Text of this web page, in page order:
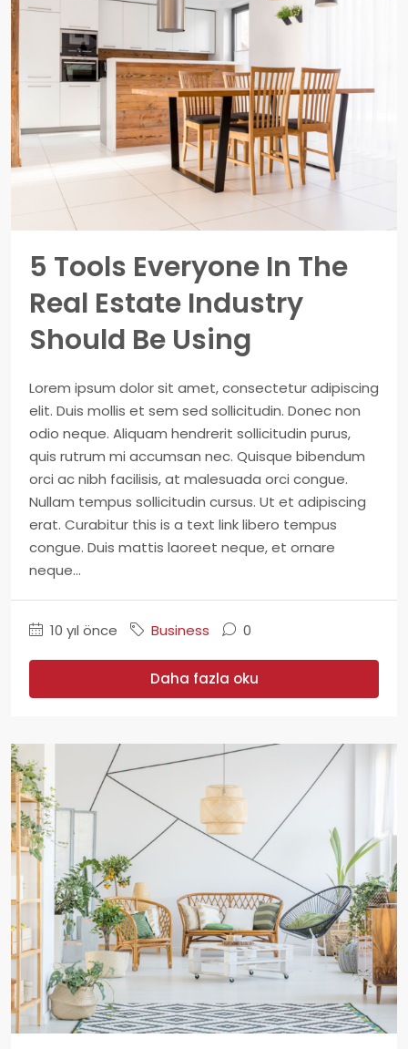
5 Tools Everyone In The
Real Estate Industry
Should Be Using
Lorem ipsum dolor sit amet, consectetur adipiscing
elit. Duis mollis et sem sed sollicitudin. Donec non
odio neque. Aliquam hendrerit sollicitudin purus,
quis rutrum mi accumsan nec. Quisque bibendum
orci ac nibh facilisis, at malesuada orci congue.
Nullam tempus sollicitudin cursus. Ut et adipiscing
erat. Curabitur this is a text link libero tempus
congue. Duis mattis laoreet neque, et ornare
neque...
10 yıl önce Business 0
Daha fazla oku